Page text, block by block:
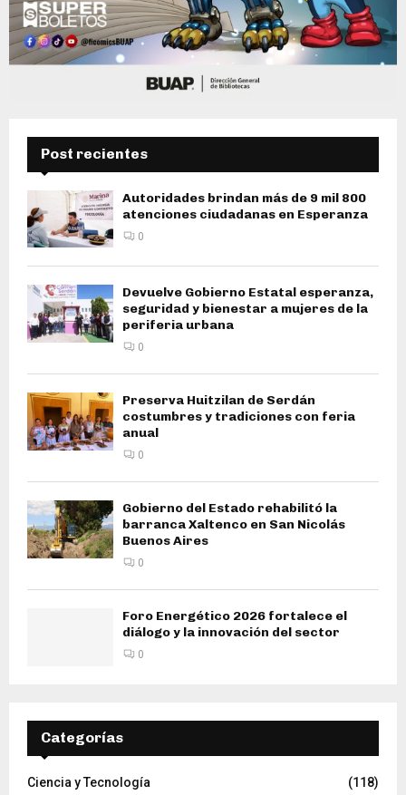
Post recientes
Autoridades brindan más de 9 mil 800
atenciones ciudadanas en Esperanza
0
Devuelve Gobierno Estatal esperanza,
seguridad y bienestar a mujeres de la
periferia urbana
0
Preserva Huitzilan de Serdán
costumbres y tradiciones con feria
anual
0
Gobierno del Estado rehabilitó la
barranca Xaltenco en San Nicolás
Buenos Aires
0
Foro Energético 2026 fortalece el
diálogo y la innovación del sector
0
Categorías
Ciencia y Tecnología (118)